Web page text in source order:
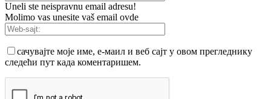
Uneli ste neispravnu email adresu!
Molimo vas unesite vaš email ovde
сачувајте моје име, е-маил и веб сајт у овом прегледнику
следећи пут када коментаришем.